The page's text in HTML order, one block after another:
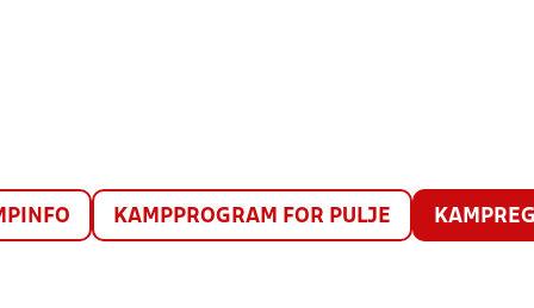
KAMPPROGRAM FOR PULJE